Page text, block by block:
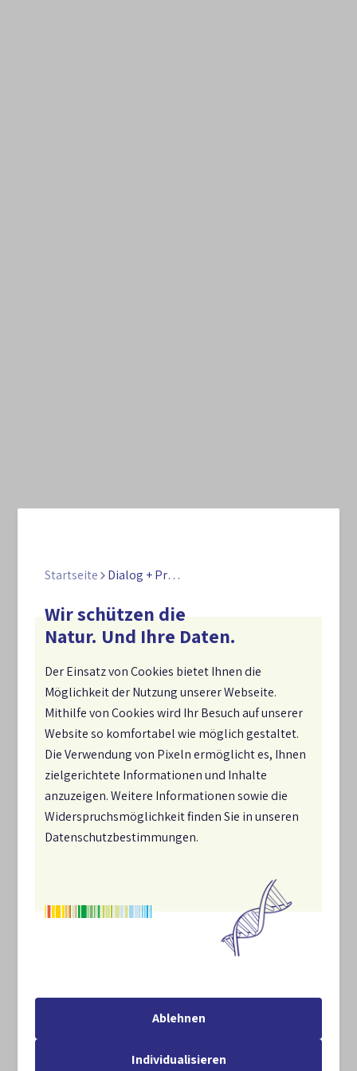
Startseite Dialog + Praxis
Wir schützen die
Natur. Und Ihre Daten.
Der Einsatz von Cookies bietet Ihnen die
Möglichkeit der Nutzung unserer Webseite.
Mithilfe von Cookies wird Ihr Besuch auf unserer
Website so komfortabel wie möglich gestaltet.
Die Verwendung von Pixeln ermöglicht es, Ihnen
zielgerichtete Informationen und Inhalte
anzuzeigen. Weitere Informationen sowie die
Widerspruchsmöglichkeit finden Sie in unseren
Datenschutzbestimmungen.
Ablehnen
Individualisieren